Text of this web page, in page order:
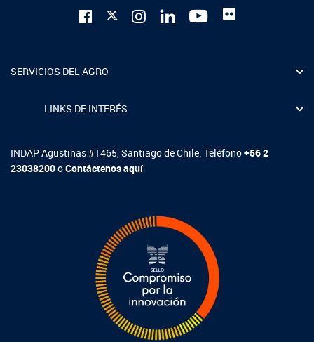
SERVICIOS DEL AGRO
LINKS DE INTERÉS
INDAP Agustinas #1465, Santiago de Chile. Teléfono+56 2
23038200oContáctenos aquí